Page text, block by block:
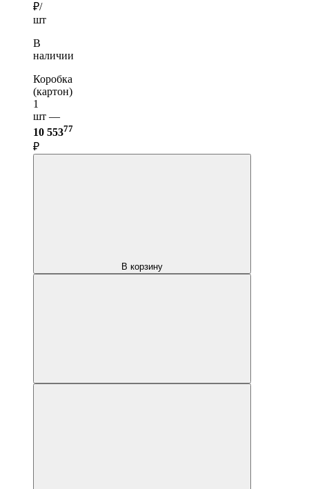
₽/
шт
В
наличии
Коробка
(картон)
1
шт —
10 55377
₽
В корзину